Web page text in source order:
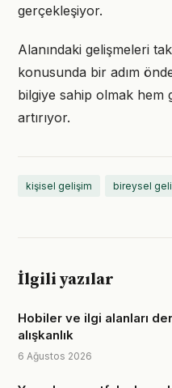
gerçekleşiyor.
Alanındaki gelişmeleri
konusunda bir adım
bilgiye sahip olmak hem
artırıyor.
kişisel gelişim bireysel
İlgili yazılar
Hobiler ve ilgi alanları
alışkanlık
6 Ağustos 2026